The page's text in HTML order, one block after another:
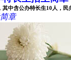
中含公办特长生10人，
章